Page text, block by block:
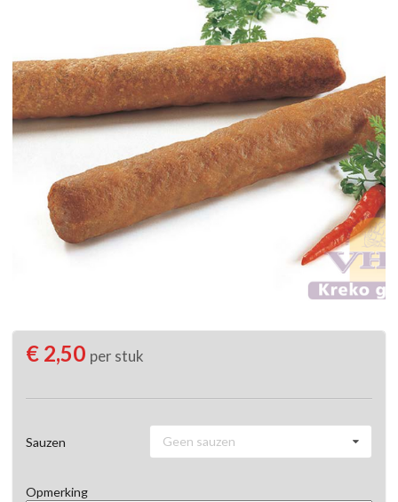
€ 2,50 per stuk
Sauzen Geen sauzen
Opmerking